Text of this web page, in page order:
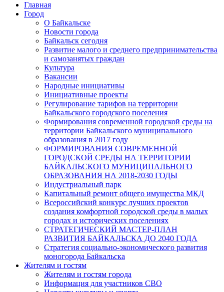
Главная
Город
О Байкальске
Новости города
Байкальск сегодня
Развитие малого и среднего предпринимательства
и самозанятых граждан
Культура
Вакансии
Народные инициативы
Инициативные проекты
Регулирование тарифов на территории
Байкальского городского поселения
Формирования современной городской среды на
территории Байкальского муниципального
образования в 2017 году
ФОРМИРОВАНИЯ СОВРЕМЕННОЙ
ГОРОДСКОЙ СРЕДЫ НА ТЕРРИТОРИИ
БАЙКАЛЬСКОГО МУНИЦИПАЛЬНОГО
ОБРАЗОВАНИЯ НА 2018-2030 ГОДЫ
Индустриальный парк
Капитальный ремонт общего имущества МКД
Всероссийский конкурс лучших проектов
создания комфортной городской среды в малых
городах и исторических поселениях
СТРАТЕГИЧЕСКИЙ МАСТЕР-ПЛАН
РАЗВИТИЯ БАЙКАЛЬСКА ДО 2040 ГОДА
Стратегия социально-экономического развития
моногорода Байкальска
Жителям и гостям
Жителям и гостям города
Информация для участников СВО